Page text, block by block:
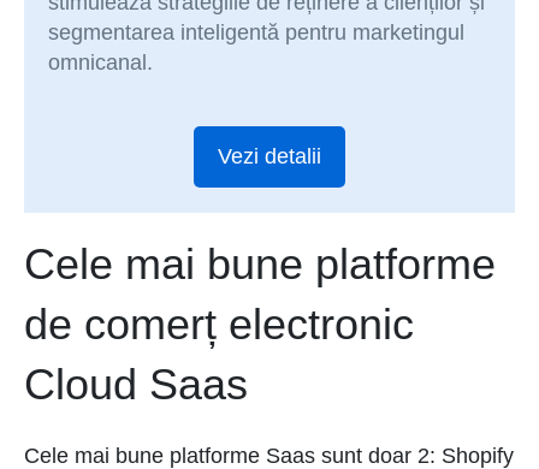
segmentarea inteligentă pentru marketingul
omnicanal.
Vezi detalii
Cele mai bune platforme
de comerț electronic
Cloud Saas
Cele mai bune platforme Saas sunt doar 2: Shopify